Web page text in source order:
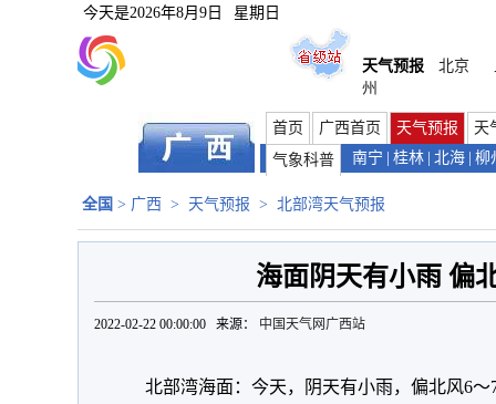
今天是2026年8月9日 星期日
天气预报 北京
州
首页 广西首页 天气预报
天
气象科普
南宁 桂林 北海 柳
全国 > 广西 > 天气预报 > 北部湾天气预报
海面阴天有小雨 偏
2022-02-22 00:00:00 来源： 中国天气网广西站
北部湾海面：今天，阴天有小雨，偏北风6